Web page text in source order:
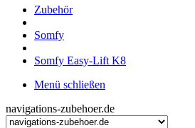
Zubehör
Somfy
Somfy Easy-Lift K8
Menü schließen
navigations-zubehoer.de